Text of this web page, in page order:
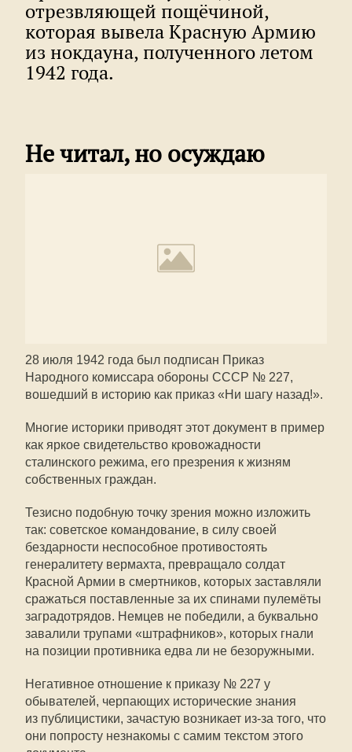
отрезвляющей пощёчиной,
которая вывела Красную Армию
из нокдауна, полученного летом
1942 года.
Не читал, но осуждаю
28 июля 1942 года был подписан Приказ
Народного комиссара обороны СССР № 227,
вошедший в историю как приказ «Ни шагу назад!».
Многие историки приводят этот документ в пример
как яркое свидетельство кровожадности
сталинского режима, его презрения к жизням
собственных граждан.
Тезисно подобную точку зрения можно изложить
так: советское командование, в силу своей
бездарности неспособное противостоять
генералитету вермахта, превращало солдат
Красной Армии в смертников, которых заставляли
сражаться поставленные за их спинами пулемёты
заградотрядов. Немцев не победили, а буквально
завалили трупами «штрафников», которых гнали
на позиции противника едва ли не безоружными.
Негативное отношение к приказу № 227 у
обывателей, черпающих исторические знания
из публицистики, зачастую возникает из-за того, что
они попросту незнакомы с самим текстом этого